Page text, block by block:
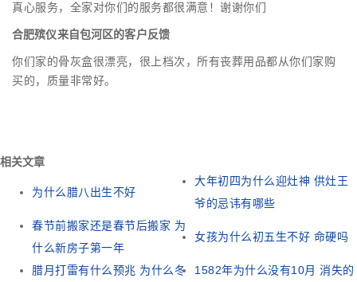
真心服务，全家对你们的服务都很满意！谢谢你们
合肥殡仪来自包河区的客户反馈
你们家的骨灰盒很漂亮，很上档次，所有丧葬用品都从你们家购
买的，质量非常好。
相关文章
为什么腊八出生不好
大年初四为什么迎灶神 供灶王
爷的忌讳有哪些
春节前搬家还是春节后搬家 为
什么新房子第一年
女孩为什么初五生不好 命硬吗
腊月打雷有什么预兆 为什么冬 1582年为什么没有10月 消失的